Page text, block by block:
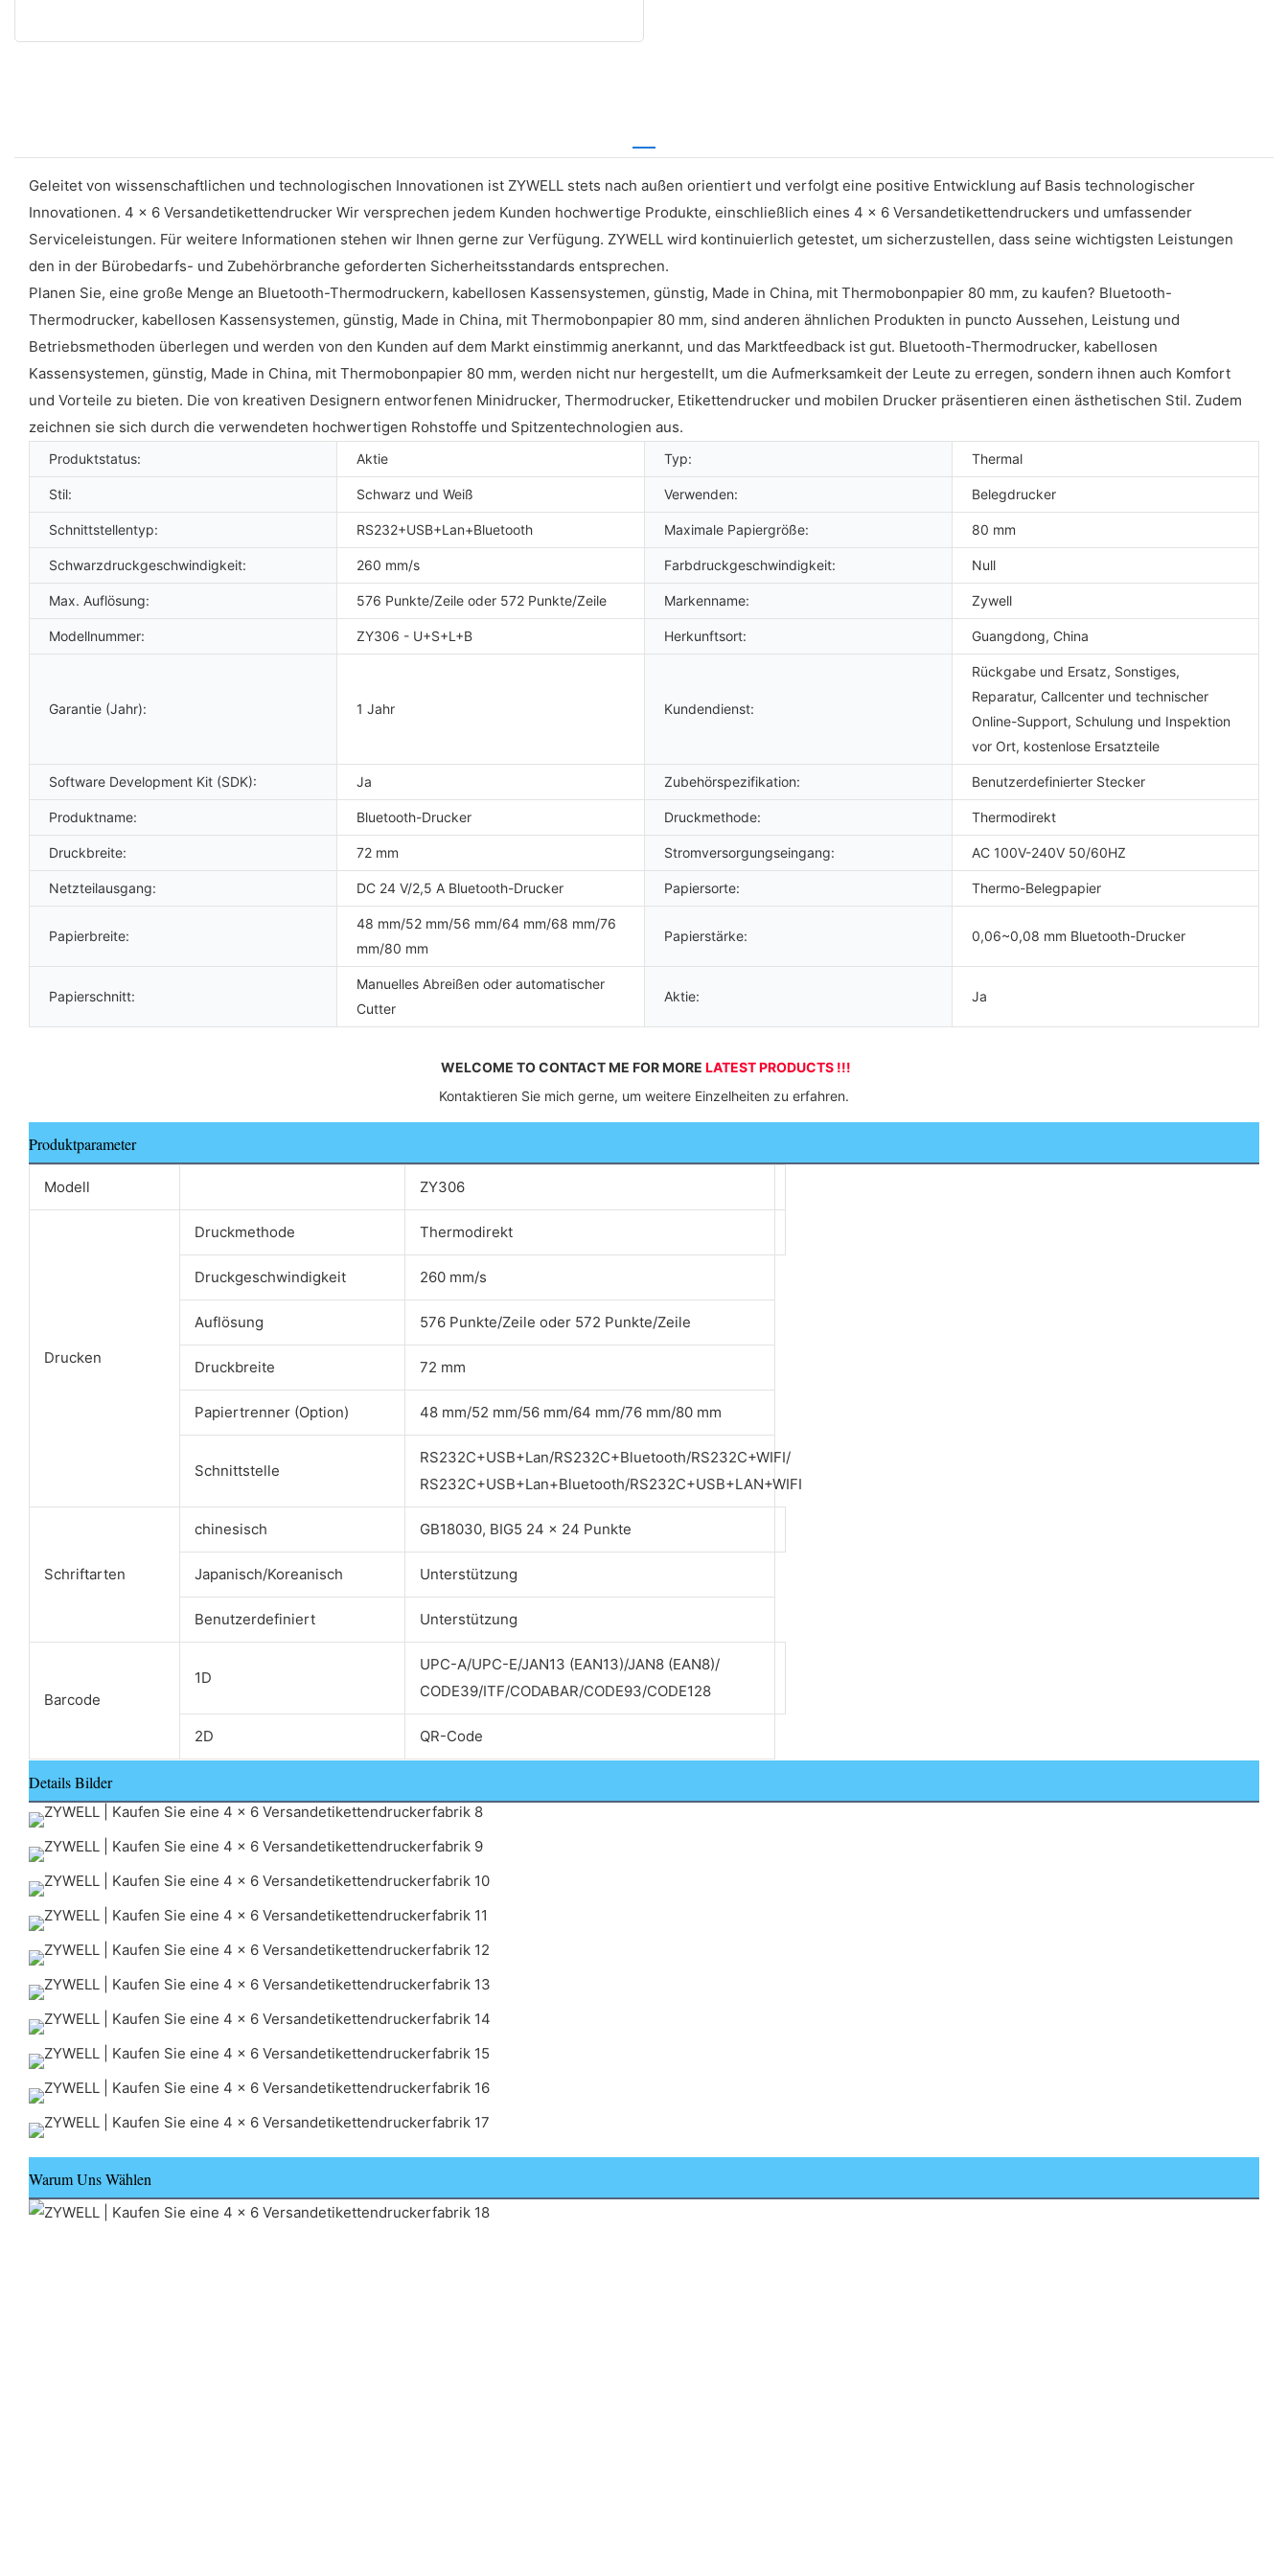
Geleitet von wissenschaftlichen und technologischen Innovationen ist ZYWELL stets nach außen orientiert und verfolgt eine positive Entwicklung auf Basis technologischer
Innovationen. 4 x 6 Versandetikettendrucker Wir versprechen jedem Kunden hochwertige Produkte, einschließlich eines 4 x 6 Versandetikettendruckers und umfassender
Serviceleistungen. Für weitere Informationen stehen wir Ihnen gerne zur Verfügung. ZYWELL wird kontinuierlich getestet, um sicherzustellen, dass seine wichtigsten Leistungen
den in der Bürobedarfs- und Zubehörbranche geforderten Sicherheitsstandards entsprechen.
Planen Sie, eine große Menge an Bluetooth-Thermodruckern, kabellosen Kassensystemen, günstig, Made in China, mit Thermobonpapier 80 mm, zu kaufen? Bluetooth-
Thermodrucker, kabellosen Kassensystemen, günstig, Made in China, mit Thermobonpapier 80 mm, sind anderen ähnlichen Produkten in puncto Aussehen, Leistung und
Betriebsmethoden überlegen und werden von den Kunden auf dem Markt einstimmig anerkannt, und das Marktfeedback ist gut. Bluetooth-Thermodrucker, kabellosen
Kassensystemen, günstig, Made in China, mit Thermobonpapier 80 mm, werden nicht nur hergestellt, um die Aufmerksamkeit der Leute zu erregen, sondern ihnen auch Komfort
und Vorteile zu bieten. Die von kreativen Designern entworfenen Minidrucker, Thermodrucker, Etikettendrucker und mobilen Drucker präsentieren einen ästhetischen Stil. Zudem
zeichnen sie sich durch die verwendeten hochwertigen Rohstoffe und Spitzentechnologien aus.
Produktstatus: Aktie Typ: Thermal
Stil: Schwarz und Weiß Verwenden: Belegdrucker
Schnittstellentyp: RS232+USB+Lan+Bluetooth Maximale Papiergröße: 80 mm
Schwarzdruckgeschwindigkeit: 260 mm/s Farbdruckgeschwindigkeit: Null
Max. Auflösung: 576 Punkte/Zeile oder 572 Punkte/Zeile Markenname: Zywell
Modellnummer: ZY306 - U+S+L+B Herkunftsort: Guangdong, China
Garantie (Jahr): 1 Jahr Kundendienst:
Rückgabe und Ersatz, Sonstiges,
Reparatur, Callcenter und technischer
Online-Support, Schulung und Inspektion
vor Ort, kostenlose Ersatzteile
Software Development Kit (SDK): Ja Zubehörspezifikation: Benutzerdefinierter Stecker
Produktname: Bluetooth-Drucker Druckmethode: Thermodirekt
Druckbreite: 72 mm Stromversorgungseingang: AC 100V-240V 50/60HZ
Netzteilausgang: DC 24 V/2,5 A Bluetooth-Drucker Papiersorte: Thermo-Belegpapier
Papierbreite:
48 mm/52 mm/56 mm/64 mm/68 mm/76
mm/80 mm
Papierstärke: 0,06~0,08 mm Bluetooth-Drucker
Papierschnitt:
Manuelles Abreißen oder automatischer
Cutter
Aktie: Ja
WELCOME TO CONTACT ME FOR MORE LATEST PRODUCTS !!!
Kontaktieren Sie mich gerne, um weitere Einzelheiten zu erfahren.
Produktparameter
Modell ZY306
Drucken
Druckmethode Thermodirekt
Druckgeschwindigkeit 260 mm/s
Auflösung 576 Punkte/Zeile oder 572 Punkte/Zeile
Druckbreite 72 mm
Papiertrenner (Option) 48 mm/52 mm/56 mm/64 mm/76 mm/80 mm
Schnittstelle
RS232C+USB+Lan/RS232C+Bluetooth/RS232C+WIFI/
RS232C+USB+Lan+Bluetooth/RS232C+USB+LAN+WIFI
Schriftarten
chinesisch GB18030, BIG5 24 x 24 Punkte
Japanisch/Koreanisch Unterstützung
Benutzerdefiniert Unterstützung
Barcode
1D
UPC-A/UPC-E/JAN13 (EAN13)/JAN8 (EAN8)/
CODE39/ITF/CODABAR/CODE93/CODE128
2D QR-Code
Details Bilder
Warum Uns Wählen